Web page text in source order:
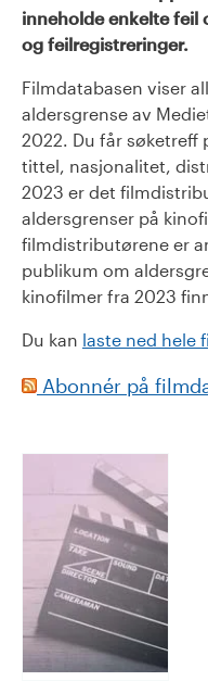
inneholde enkelte feil
og feilregistreringer.
Filmdatabasen viser
aldersgrense av
2022. Du får
tittel, nasjonalitet,
2023 er det
aldersgrenser på
filmdistributørene er
publikum om
kinofilmer fra 2023
Du kan laste ned hele
Abonnér på